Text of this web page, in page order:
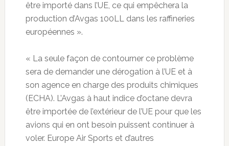
être importé dans l’UE, ce qui empêchera la
production d’Avgas 100LL dans les raffineries
européennes ».
« La seule façon de contourner ce problème
sera de demander une dérogation à l’UE et à
son agence en charge des produits chimiques
(ECHA). L’Avgas à haut indice d’octane devra
être importée de l’extérieur de l’UE pour que les
avions qui en ont besoin puissent continuer à
voler. Europe Air Sports et d’autres